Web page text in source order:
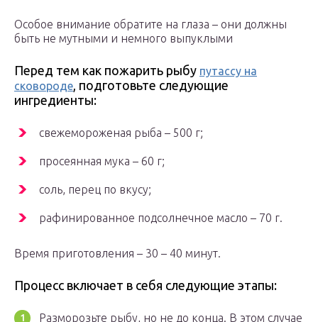
Особое внимание обратите на глаза – они должны
быть не мутными и немного выпуклыми
Перед тем как пожарить рыбу путассу на
сковороде, подготовьте следующие
ингредиенты:
свежемороженая рыба – 500 г;
просеянная мука – 60 г;
соль, перец по вкусу;
рафинированное подсолнечное масло – 70 г.
Время приготовления – 30 – 40 минут.
Процесс включает в себя следующие этапы:
Разморозьте рыбу, но не до конца. В этом случае